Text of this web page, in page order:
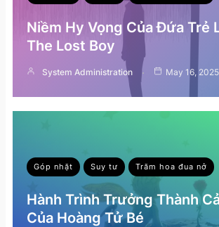
Niềm Hy Vọng Của Đứa Trẻ
The Lost Boy
System Administration May 16, 2025
Góp nhặt Suy tư Trăm hoa đua nở
Hành Trình Trưởng Thành
Của Hoàng Tử Bé